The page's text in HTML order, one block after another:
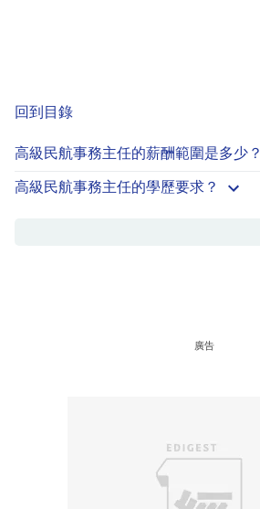
回到目錄
高級民航事務主任的薪酬範圍是多少？
高級民航事務主任的學歷要求？
廣告